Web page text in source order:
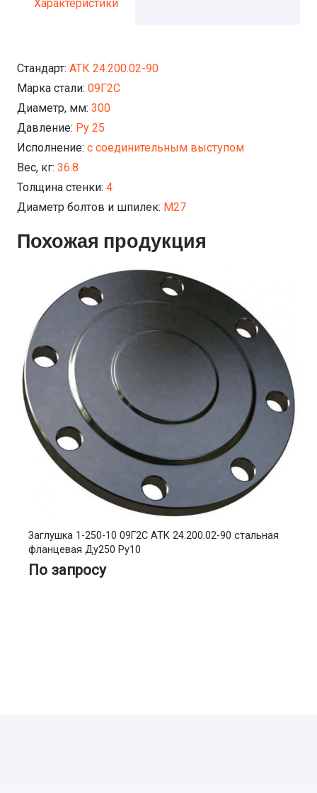
Характеристики
Стандарт: АТК 24.200.02-90
Марка стали: 09Г2С
Диаметр, мм: 300
Давление: Ру 25
Исполнение: с соединительным выступом
Вес, кг: 36.8
Толщина стенки: 4
Диаметр болтов и шпилек: М27
Похожая продукция
Заглушка 1-250-10 09Г2С АТК 24.200.02-90 стальная
фланцевая Ду250 Ру10
По запросу